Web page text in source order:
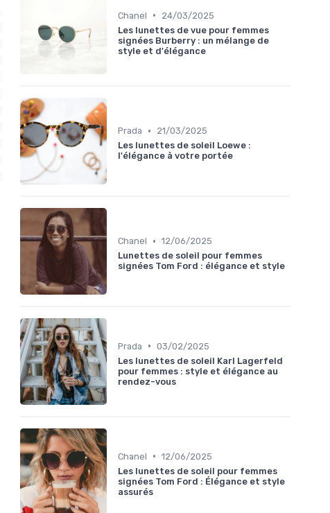
Chanel •
24/03/2025
Les lunettes de vue pour femmes
signées Burberry : un mélange de
style et d'élégance
Prada •
21/03/2025
Les lunettes de soleil Loewe :
l'élégance à votre portée
Chanel • 12/06/2025
Lunettes de soleil pour femmes
signées Tom Ford : élégance et style
Prada • 03/02/2025
Les lunettes de soleil Karl Lagerfeld
pour femmes : style et élégance au
rendez-vous
Chanel • 12/06/2025
Les lunettes de soleil pour femmes
signées Tom Ford : Élégance et style
assurés